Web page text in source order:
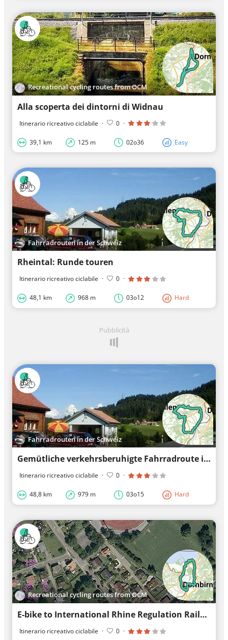
Recreational cycling routes from OCM
Alla scoperta dei dintorni di Widnau
Itinerario ricreativo ciclabile · 0 ·
39,1 km 125 m 02o36 Easy
Fahrradrouten in der Schweiz
Rheintal: Runde touren
Itinerario ricreativo ciclabile · 0 ·
48,1 km 968 m 03o12 Hard
Pubblicità
Fahrradrouten in der Schweiz
Gemütliche verkehrsberuhigte Fahrradroute in Rheintal
Itinerario ricreativo ciclabile · 0 ·
48,8 km 979 m 03o15 Hard
Recreational cycling routes from OCM
E-bike to International Rhine Regulation Railway (child friendly)
Itinerario ricreativo ciclabile · 0 ·